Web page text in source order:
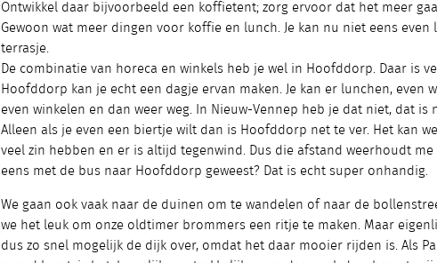
Ontwikkel daar bijvoorbeeld een koffietent; zorg ervoor dat het meer
Gewoon wat meer dingen voor koffie en lunch. Je kan nu niet eens even
terrasje.
De combinatie van horeca en winkels heb je wel in Hoofddorp. Daar is
Hoofddorp kan je echt een dagje ervan maken. Je kan er lunchen, even
even winkelen en dan weer weg. In Nieuw-Vennep heb je dat niet, dat is
Alleen als je even een biertje wilt dan is Hoofddorp net te ver. Het kan
veel zin hebben en er is altijd tegenwind. Dus die afstand weerhoudt me
eens met de bus naar Hoofddorp geweest? Dat is echt super onhandig.
We gaan ook vaak naar de duinen om te wandelen of naar de
we het leuk om onze oldtimer brommers een ritje te maken. Maar
dus zo snel mogelijk de dijk over, omdat het daar mooier rijden is. Als